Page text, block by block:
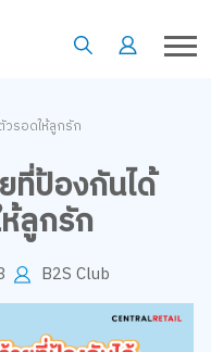
วรอดให้ลูกรัก
ที่ป้องกันได้
ลูกรัก
B2S Club